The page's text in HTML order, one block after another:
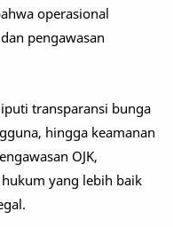
operasional
pengawasan
transparansi bunga
hingga keamanan
OJK,
yang lebih baik